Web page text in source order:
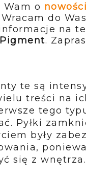
Wam o
do
na
.
te są
treści na
tego
Pyłki
były
się z